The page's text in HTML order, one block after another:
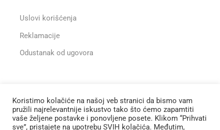
Uslovi korišćenja
Reklamacije
Odustanak od ugovora
Zapratite nas na Instagramu
Koristimo kolačiće na našoj veb stranici da bismo vam
pružili najrelevantnije iskustvo tako što ćemo zapamtiti
vaše željene postavke i ponovljene posete. Klikom “Prihvati
sve”, pristajete na upotrebu SVIH kolačića. Međutim,